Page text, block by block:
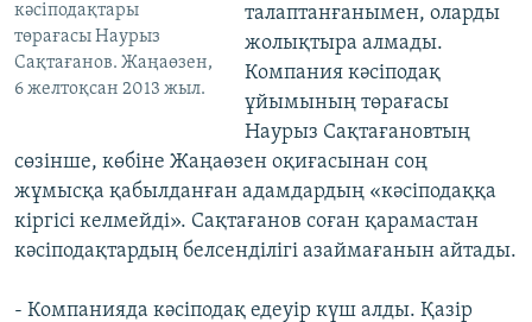
кәсіподақтары
төрағасы Наурыз
Сақтағанов. Жаңаөзен,
6 желтоқсан 2013 жыл.
талаптанғанымен, оларды
жолықтыра алмады.
Компания кәсіподақ
ұйымының төрағасы
Наурыз Сақтағановтың
сөзінше, көбіне Жаңаөзен оқиғасынан соң
жұмысқа қабылданған адамдардың «кәсіподаққа
кіргісі келмейді». Сақтағанов соған қарамастан
кәсіподақтардың белсенділігі азаймағанын айтады.
- Компанияда кәсіподақ едеуір күш алды. Қазір